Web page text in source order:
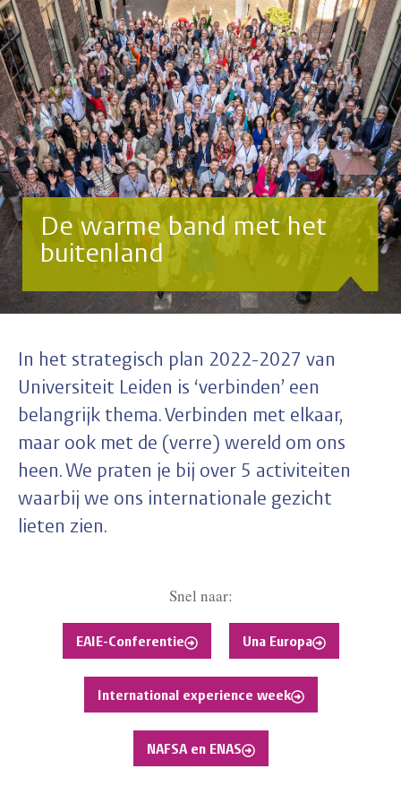
De warme band met het
buitenland
In het strategisch plan 2022-2027 van
Universiteit Leiden is ‘verbinden’ een
belangrijk thema. Verbinden met elkaar,
maar ook met de (verre) wereld om ons
heen. We praten je bij over 5 activiteiten
waarbij we ons internationale gezicht
lieten zien.
Snel naar:
EAIE-Conferentie Una Europa
International experience week
NAFSA en ENAS